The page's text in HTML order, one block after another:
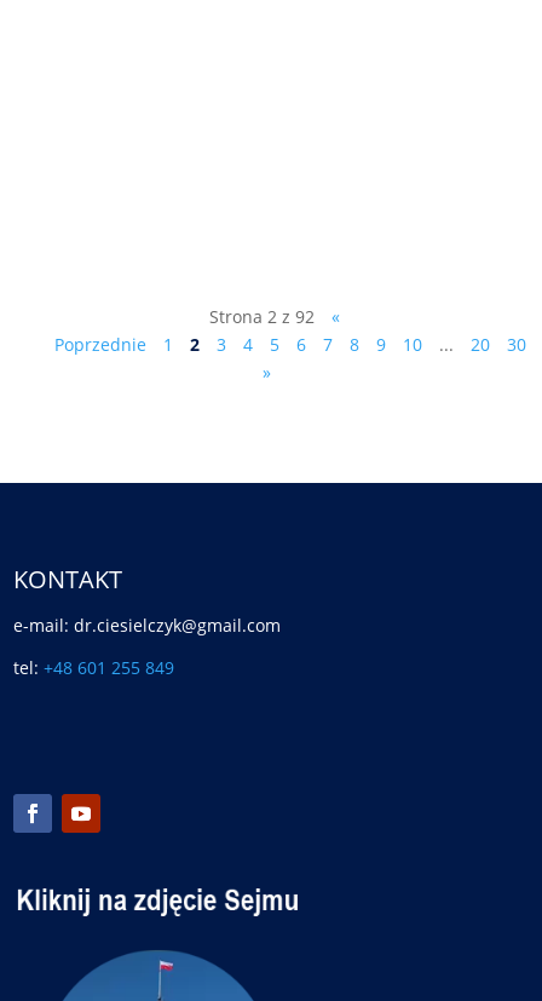
Strona 2 z 92
«
Poprzednie
1 2 3 4 5 6 7 8 9 10 ... 20
30
»
KONTAKT
e-mail: dr.ciesielczyk@gmail.com
tel:+48 601 255 849